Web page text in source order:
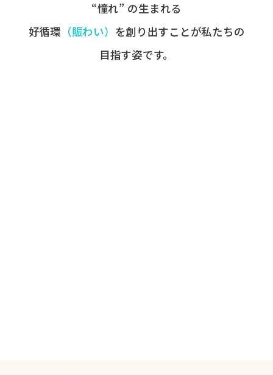
“憧れ” の​生まれる
好循環 ​（賑わい） を​創り出すことが​私たちの​
目指す姿です。​